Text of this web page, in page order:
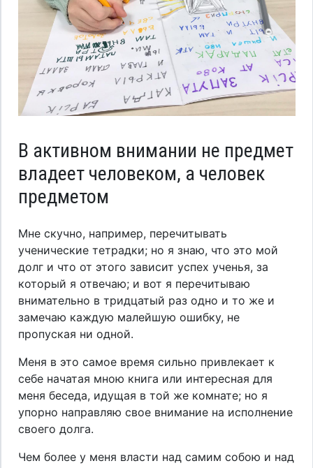
В активном внимании не предмет
владеет человеком, а человек
предметом
Мне скучно, например, перечитывать
ученические тетрадки; но я знаю, что это мой
долг и что от этого зависит успех ученья, за
который я отвечаю; и вот я перечитываю
внимательно в тридцатый раз одно и то же и
замечаю каждую малейшую ошибку, не
пропуская ни одной.
Меня в это самое время сильно привлекает к
себе начатая мною книга или интересная для
меня беседа, идущая в той же комнате; но я
упорно направляю свое внимание на исполнение
своего долга.
Чем более у меня власти над самим собою и над